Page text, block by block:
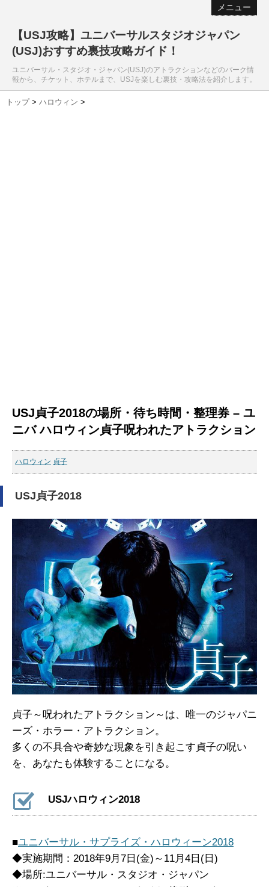
メニュー
【USJ攻略】ユニバーサルスタジオジャパン
(USJ)おすすめ裏技攻略ガイド！
ユニバーサル・スタジオ・ジャパン(USJ)のアトラクションなどのパーク情
報から、チケット、ホテルまで、USJを楽しむ裏技・攻略法を紹介します。
トップ > ハロウィン >
USJ貞子2018の場所・待ち時間・整理券 – ユ
ニバ ハロウィン貞子呪われたアトラクション
ハロウィン 貞子
USJ貞子2018
貞子～呪われたアトラクション～は、唯一のジャパニ
ーズ・ホラー・アトラクション。
多くの不具合や奇妙な現象を引き起こす貞子の呪い
を、あなたも体験することになる。
USJハロウィン2018
■ユニバーサル・サプライズ・ハロウィーン2018
◆実施期間：2018年9月7日(金)～11月4日(日)
◆場所:ユニバーサル・スタジオ・ジャパン